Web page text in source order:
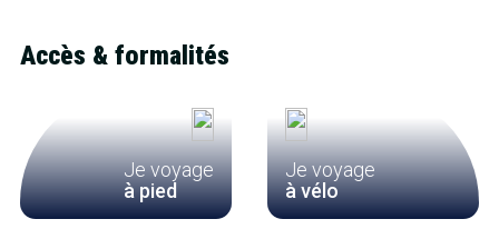
Accès & formalités
Je voyage
à pied
Je voyage
à vélo